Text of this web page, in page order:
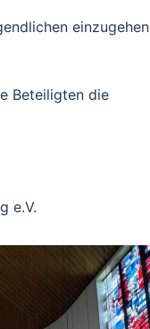
Beteiligten die
e.V.